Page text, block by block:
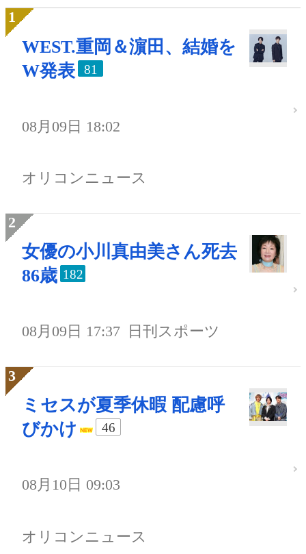
WEST.重岡＆濵田、結婚を
W発表
81
08月09日 18:02
オリコンニュース
女優の小川真由美さん死去
86歳 182
08月09日 17:37 日刊スポーツ
ミセスが夏季休暇 配慮呼
びかけ
46
08月10日 09:03
オリコンニュース